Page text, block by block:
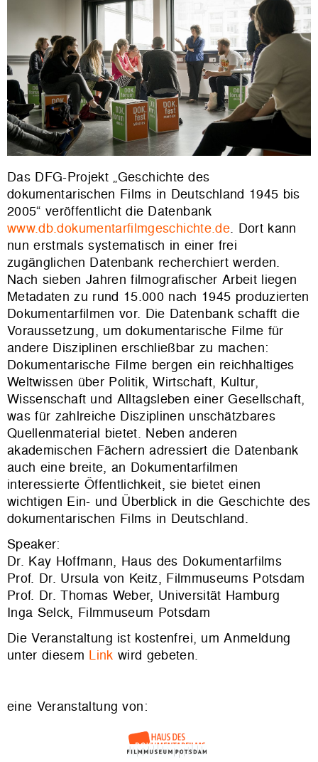
Das DFG-Projekt „Geschichte des
dokumentarischen Films in Deutschland 1945 bis
2005“ veröffentlicht die Datenbank
www.db.dokumentarfilmgeschichte.de. Dort kann
nun erstmals systematisch in einer frei
zugänglichen Datenbank recherchiert werden.
Nach sieben Jahren filmografischer Arbeit liegen
Metadaten zu rund 15.000 nach 1945 produzierten
Dokumentarfilmen vor. Die Datenbank schafft die
Voraussetzung, um dokumentarische Filme für
andere Disziplinen erschließbar zu machen:
Dokumentarische Filme bergen ein reichhaltiges
Weltwissen über Politik, Wirtschaft, Kultur,
Wissenschaft und Alltagsleben einer Gesellschaft,
was für zahlreiche Disziplinen unschätzbares
Quellenmaterial bietet. Neben anderen
akademischen Fächern adressiert die Datenbank
auch eine breite, an Dokumentarfilmen
interessierte Öffentlichkeit, sie bietet einen
wichtigen Ein- und Überblick in die Geschichte des
dokumentarischen Films in Deutschland.
Speaker:
Dr. Kay Hoffmann, Haus des Dokumentarfilms
Prof. Dr. Ursula von Keitz, Filmmuseums Potsdam
Prof. Dr. Thomas Weber, Universität Hamburg
Inga Selck, Filmmuseum Potsdam
Die Veranstaltung ist kostenfrei, um Anmeldung
unter diesem Link wird gebeten.
eine Veranstaltung von: